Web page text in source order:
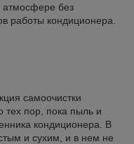
атмосфере без
работы кондиционера.
самоочистки
тех пор, пока пыль и
кондиционера. В
и сухим, и в нем не